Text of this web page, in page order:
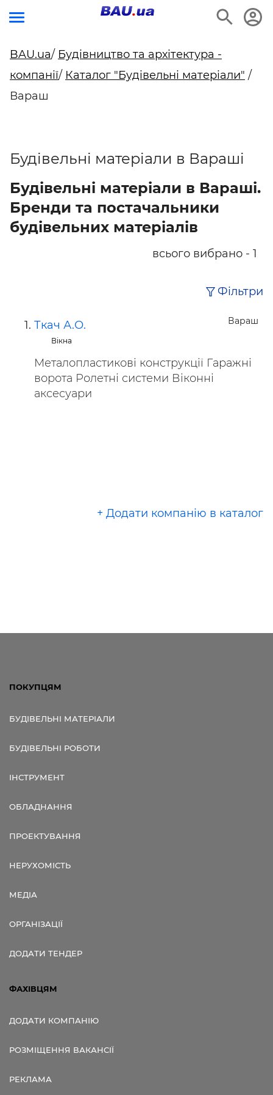
BAU.ua/ Будівництво та архітектура -
компанії/ Каталог "Будівельні матеріали" /
Вараш
Будівельні матеріали в Вараші
Будівельні матеріали в Вараші.
Бренди та постачальники
будівельних матеріалів
всього вибрано - 1
Фільтри
Вараш
Ткач А.О.
Вікна
Металопластикові конструкції Гаражні
ворота Ролетні системи Віконні
аксесуари
+ Додати компанію в каталог
ПОКУПЦЯМ
БУДІВЕЛЬНІ МАТЕРІАЛИ
БУДІВЕЛЬНІ РОБОТИ
ІНСТРУМЕНТ
ОБЛАДНАННЯ
ПРОЕКТУВАННЯ
НЕРУХОМІСТЬ
МЕДІА
ОРГАНІЗАЦІЇ
ДОДАТИ ТЕНДЕР
ФАХІВЦЯМ
ДОДАТИ КОМПАНІЮ
РОЗМІЩЕННЯ ВАКАНСІЇ
РЕКЛАМА